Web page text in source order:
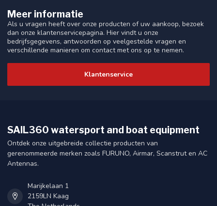
Meer informatie
Als u vragen heeft over onze producten of uw aankoop, bezoek
dan onze klantenservicepagina. Hier vindt u onze
bedrijfsgegevens, antwoorden op veelgestelde vragen en
verschillende manieren om contact met ons op te nemen.
Klantenservice
SAIL360 watersport and boat equipment
Ontdek onze uitgebreide collectie producten van
gerenommeerde merken zoals FURUNO, Airmar, Scanstrut en AC
Antennas.
Marijkelaan 1
2159LN Kaag